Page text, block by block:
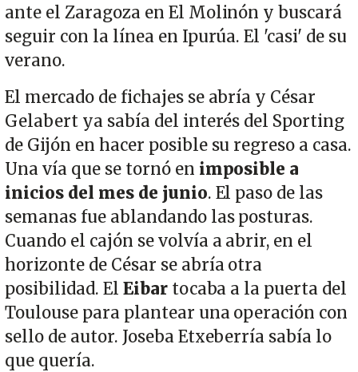
ante el Zaragoza en El Molinón y buscará
seguir con la línea en Ipurúa. El 'casi' de su
verano.
El mercado de fichajes se abría y César
Gelabert ya sabía del interés del Sporting
de Gijón en hacer posible su regreso a casa.
Una vía que se tornó en imposible a
inicios del mes de junio. El paso de las
semanas fue ablandando las posturas.
Cuando el cajón se volvía a abrir, en el
horizonte de César se abría otra
posibilidad. El Eibartocaba a la puerta del
Toulouse para plantear una operación con
sello de autor. Joseba Etxeberría sabía lo
que quería.